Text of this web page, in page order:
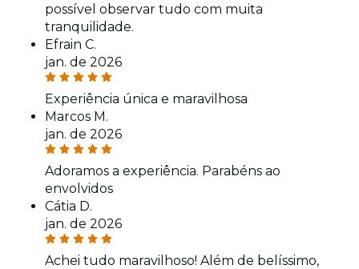
possível observar tudo com muita
tranquilidade.
Efrain C.
jan. de 2026
Experiência única e maravilhosa
Marcos M.
jan. de 2026
Adoramos a experiência. Parabéns ao
envolvidos
Cátia D.
jan. de 2026
Achei tudo maravilhoso! Além de belíssimo,